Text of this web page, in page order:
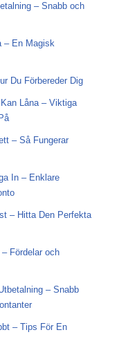
– Snabb och
– En Magisk
Du Förbereder Dig
Låna – Viktiga
– Så Fungerar
In – Enklare
– Hitta Den Perfekta
Fördelar och
– Snabb
– Tips För En